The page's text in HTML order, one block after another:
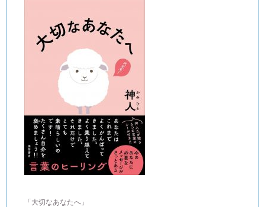
「大切なあなたへ」